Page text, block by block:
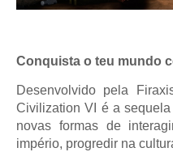
Conquista o teu mundo
Desenvolvido pela
Civilization VI é a
novas formas de
império, progredir na